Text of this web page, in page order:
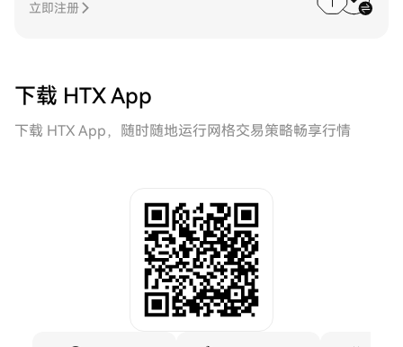
立即注册
下载 HTX App
下载 HTX App，随时随地运行网格交易策略畅享行情